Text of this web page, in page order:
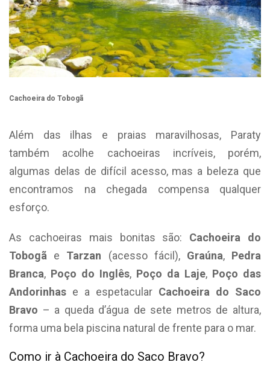
Cachoeira do Tobogã
Além das ilhas e praias maravilhosas, Paraty
também acolhe cachoeiras incríveis, porém,
algumas delas de difícil acesso, mas a beleza que
encontramos na chegada compensa qualquer
esforço.
As cachoeiras mais bonitas são: Cachoeira do
Tobogã e Tarzan (acesso fácil), Graúna, Pedra
Branca, Poço do Inglês, Poço da Laje, Poço das
Andorinhas e a espetacular Cachoeira do Saco
Bravo – a queda d’água de sete metros de altura,
forma uma bela piscina natural de frente para o mar.
Como ir à Cachoeira do Saco Bravo?